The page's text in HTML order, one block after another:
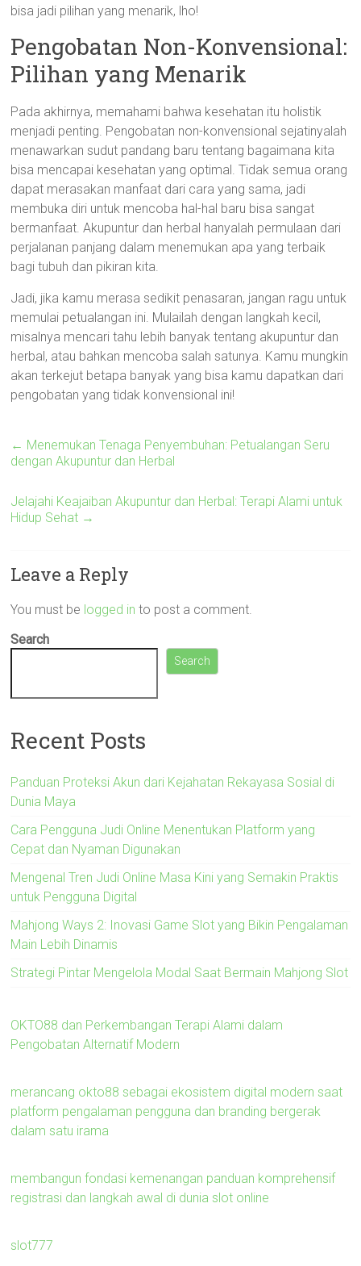
bisa jadi pilihan yang menarik, lho!
Pengobatan Non-Konvensional:
Pilihan yang Menarik
Pada akhirnya, memahami bahwa kesehatan itu holistik
menjadi penting. Pengobatan non-konvensional sejatinyalah
menawarkan sudut pandang baru tentang bagaimana kita
bisa mencapai kesehatan yang optimal. Tidak semua orang
dapat merasakan manfaat dari cara yang sama, jadi
membuka diri untuk mencoba hal-hal baru bisa sangat
bermanfaat. Akupuntur dan herbal hanyalah permulaan dari
perjalanan panjang dalam menemukan apa yang terbaik
bagi tubuh dan pikiran kita.
Jadi, jika kamu merasa sedikit penasaran, jangan ragu untuk
memulai petualangan ini. Mulailah dengan langkah kecil,
misalnya mencari tahu lebih banyak tentang akupuntur dan
herbal, atau bahkan mencoba salah satunya. Kamu mungkin
akan terkejut betapa banyak yang bisa kamu dapatkan dari
pengobatan yang tidak konvensional ini!
← Menemukan Tenaga Penyembuhan: Petualangan Seru
dengan Akupuntur dan Herbal
Jelajahi Keajaiban Akupuntur dan Herbal: Terapi Alami untuk
Hidup Sehat →
Leave a Reply
You must be logged in to post a comment.
Search
Search
Recent Posts
Panduan Proteksi Akun dari Kejahatan Rekayasa Sosial di
Dunia Maya
Cara Pengguna Judi Online Menentukan Platform yang
Cepat dan Nyaman Digunakan
Mengenal Tren Judi Online Masa Kini yang Semakin Praktis
untuk Pengguna Digital
Mahjong Ways 2: Inovasi Game Slot yang Bikin Pengalaman
Main Lebih Dinamis
Strategi Pintar Mengelola Modal Saat Bermain Mahjong Slot
OKTO88 dan Perkembangan Terapi Alami dalam
Pengobatan Alternatif Modern
merancang okto88 sebagai ekosistem digital modern saat
platform pengalaman pengguna dan branding bergerak
dalam satu irama
membangun fondasi kemenangan panduan komprehensif
registrasi dan langkah awal di dunia slot online
slot777